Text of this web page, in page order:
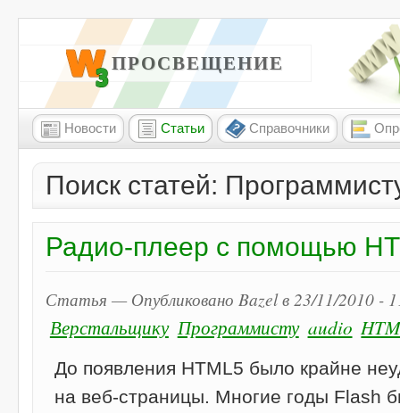
W3 ПРОСВЕЩЕНИЕ
Новости Статьи Справочники
Поиск статей:
Радио-плеер с помощью
Статья — Опубликовано Bazel в 23/11/2010 -
Верстальщику Программисту audio
До появления HTML5 было крайне
на веб-страницы. Многие годы Flash